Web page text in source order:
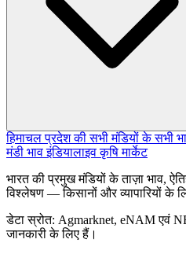
हिमाचल प्रदेश की सभी मंडियों के सभी
मंडी भाव इंडियालाइव कृषि मार्केट
भारत की प्रमुख मंडियों के ताज़ा भाव,
विश्लेषण — किसानों और व्यापारियों के
डेटा स्रोत: Agmarknet, eNAM एवं
जानकारी के लिए हैं।